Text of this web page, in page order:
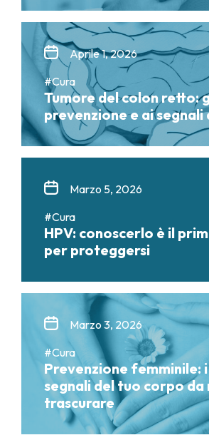
Aprile 1, 2026
#Cura
Tumore del colon retto:
prevenzione e ai
Marzo 5, 2026
#Cura
HPV: conoscerlo è il
per proteggersi
Marzo 3, 2026
#Cura
Prevenzione femminile: i
segnali del tuo corpo da
trascurare